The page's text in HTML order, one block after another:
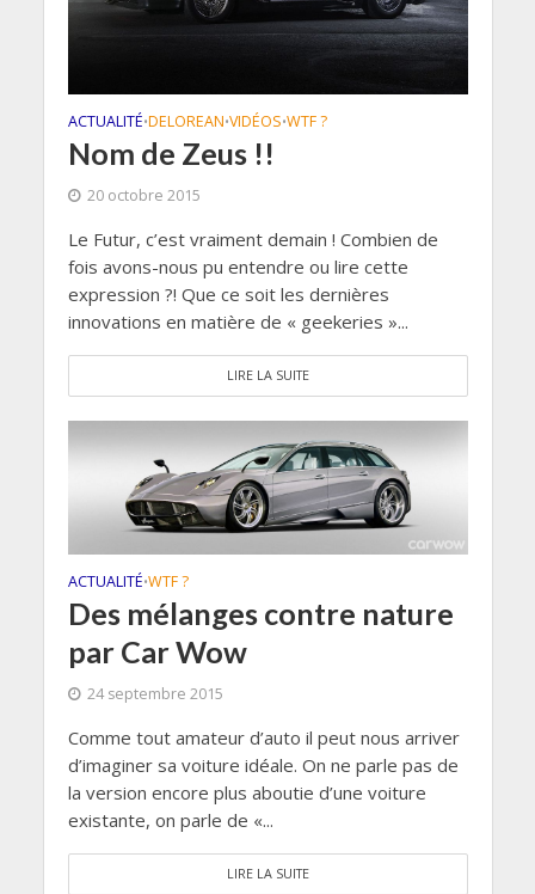
ACTUALITÉ•DELOREAN•VIDÉOS•WTF ?
Nom de Zeus !!
20 octobre 2015
Le Futur, c’est vraiment demain ! Combien de
fois avons-nous pu entendre ou lire cette
expression ?! Que ce soit les dernières
innovations en matière de « geekeries »...
LIRE LA SUITE
ACTUALITÉ•WTF ?
Des mélanges contre nature
par Car Wow
24 septembre 2015
Comme tout amateur d’auto il peut nous arriver
d’imaginer sa voiture idéale. On ne parle pas de
la version encore plus aboutie d’une voiture
existante, on parle de «...
LIRE LA SUITE